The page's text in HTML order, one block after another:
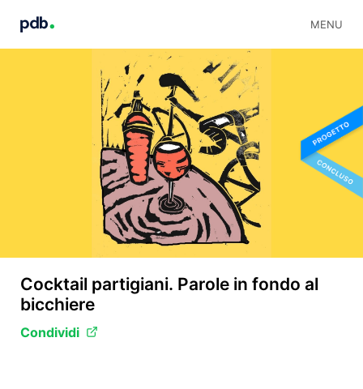
MENU
Cocktail partigiani. Parole in fondo al
bicchiere
Condividi